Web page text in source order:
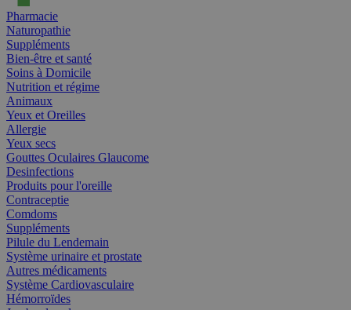
Pharmacie
Naturopathie
Suppléments
Bien-être et santé
Soins à Domicile
Nutrition et régime
Animaux
Yeux et Oreilles
Allergie
Yeux secs
Gouttes Oculaires Glaucome
Desinfections
Produits pour l'oreille
Contraceptie
Comdoms
Suppléments
Pilule du Lendemain
Système urinaire et prostate
Autres médicaments
Système Cardiovasculaire
Hémorroïdes